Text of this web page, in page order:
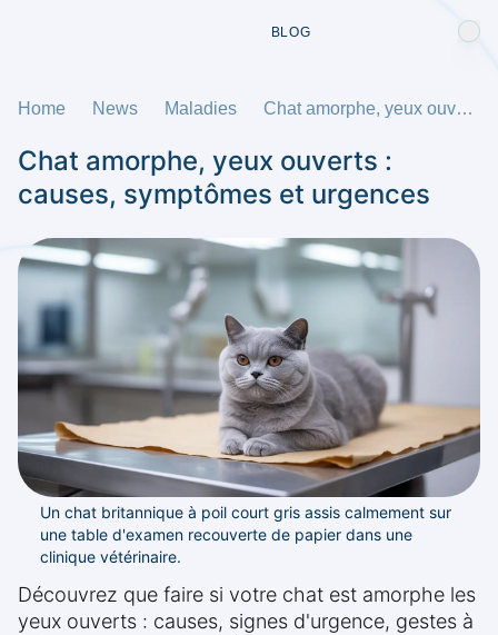
BLOG
Home News Maladies Chat amorphe, yeux ouverts : causes, symptômes et urgences
Chat amorphe, yeux ouverts :
causes, symptômes et urgences
Un chat britannique à poil court gris assis calmement sur
une table d'examen recouverte de papier dans une
clinique vétérinaire.
Découvrez que faire si votre chat est amorphe les
yeux ouverts : causes, signes d'urgence, gestes à